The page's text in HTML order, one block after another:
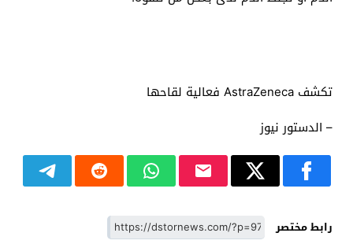
تكشف AstraZeneca فعالية لقاحها
– الدستور نيوز
رابط مختصر